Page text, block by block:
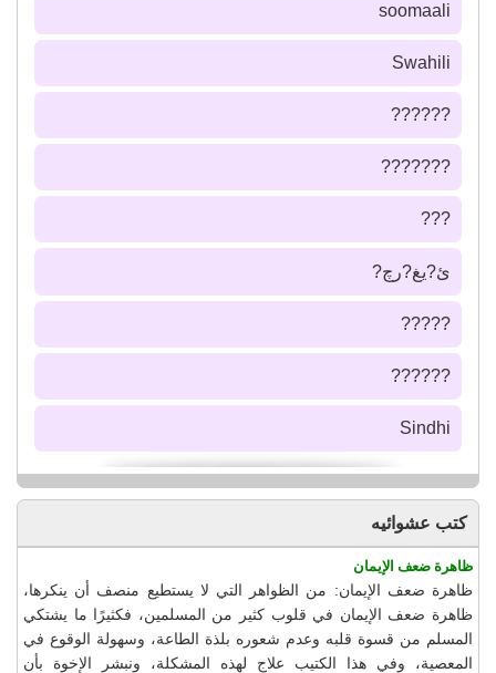
soomaali
Swahili
??????
???????
???
ئ?يغ?رچ?
?????
??????
Sindhi
كتب عشوائيه
ظاهرة ضعف الإيمان
ظاهرة ضعف الإيمان: من الظواهر التي لا يستطيع منصف أن ينكرها،
ظاهرة ضعف الإيمان في قلوب كثير من المسلمين، فكثيرًا ما يشتكي
المسلم من قسوة قلبه وعدم شعوره بلذة الطاعة، وسهولة الوقوع في
المعصية، وفي هذا الكتيب علاج لهذه المشكلة، ونبشر الإخوة بأن